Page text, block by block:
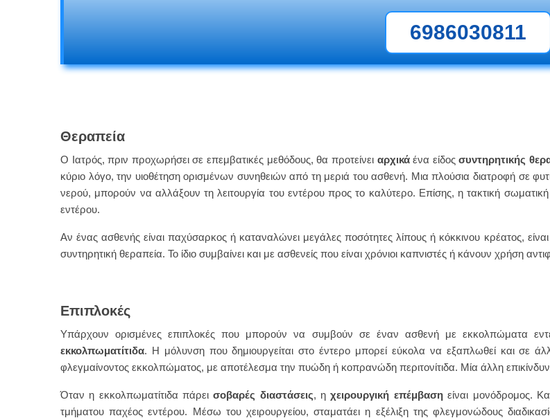
6986030811
Θεραπεία
Ο Ιατρός, πριν προχωρήσει σε επεμβατικές μεθόδους, θα προτείνει αρχικάένα είδοςσυντηρητικής
κύριο λόγο, την υιοθέτηση ορισμένων συνηθειών από τη μεριά του ασθενή. Μια πλούσια διατροφή σε
νερού, μπορούν να αλλάξουν τη λειτουργία του εντέρου προς το καλύτερο. Επίσης, η τακτική
εντέρου.
Αν ένας ασθενής είναι παχύσαρκος ή καταναλώνει μεγάλες ποσότητες λίπους ή κόκκινου κρέατος,
συντηρητική θεραπεία. Το ίδιο συμβαίνει και με ασθενείς που είναι χρόνιοι καπνιστές ή κάνουν χρήση
Επιπλοκές
Υπάρχουν ορισμένες επιπλοκές που μπορούν να συμβούν σε έναν ασθενή με εκκολπώματα
εκκολπωματίτιδα. Η μόλυνση που δημιουργείται στο έντερο μπορεί εύκολα να εξαπλωθεί και σε
φλεγμαίνοντος εκκολπώματος, με αποτέλεσμα την πυώδη ή κοπρανώδη περιτονίτιδα. Μία άλλη
Όταν η εκκολπωματίτιδα πάρεισοβαρές διαστάσεις, ηχειρουργική επέμβασηείναι μονόδρομος.
τμήματου παχέος εντέρου. Μέσω του χειρουργείου, σταματάει η εξέλιξη της φλεγμονώδους